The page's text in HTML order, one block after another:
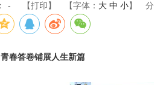
- 【打印】 【字体： 大 中 小】 分
答卷铺展人生新篇